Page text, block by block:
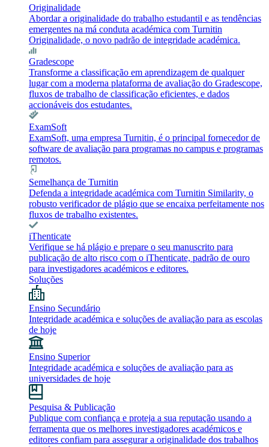
Originalidade
Abordar a originalidade do trabalho estudantil e as tendências
emergentes na má conduta académica com Turnitin
Originalidade, o novo padrão de integridade académica.
Gradescope
Transforme a classificação em aprendizagem de qualquer
lugar com a moderna plataforma de avaliação do Gradescope,
fluxos de trabalho de classificação eficientes, e dados
accionáveis dos estudantes.
ExamSoft
ExamSoft, uma empresa Turnitin, é o principal fornecedor de
software de avaliação para programas no campus e programas
remotos.
Semelhança de Turnitin
Defenda a integridade académica com Turnitin Similarity, o
robusto verificador de plágio que se encaixa perfeitamente nos
fluxos de trabalho existentes.
iThenticate
Verifique se há plágio e prepare o seu manuscrito para
publicação de alto risco com o iThenticate, padrão de ouro
para investigadores académicos e editores.
Soluções
Ensino Secundário
Integridade académica e soluções de avaliação para as escolas
de hoje
Ensino Superior
Integridade académica e soluções de avaliação para as
universidades de hoje
Pesquisa & Publicação
Publique com confiança e proteja a sua reputação usando a
ferramenta que os melhores investigadores académicos e
editores confiam para assegurar a originalidade dos trabalhos